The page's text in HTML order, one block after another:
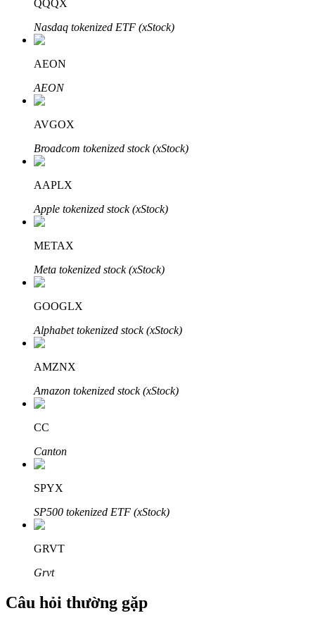
Đầu tư cố định và quản lý tài chính
Tận hưởng việc quản lý tài chính hiện tại và thu nhập lâu dài
Bitrue
Đối tác Bitrue
Đối tác Bitrue
Lên đến 65% hoa hồng!
QQQX
Nasdaq tokenized ETF (xStock)
AEON
AEON
AVGOX
Broadcom tokenized stock (xStock)
AAPLX
Apple tokenized stock (xStock)
METAX
Meta tokenized stock (xStock)
GOOGLX
Alphabet tokenized stock (xStock)
AMZNX
Amazon tokenized stock (xStock)
CC
Canton
SPYX
SP500 tokenized ETF (xStock)
GRVT
Grvt
Câu hỏi thường gặp